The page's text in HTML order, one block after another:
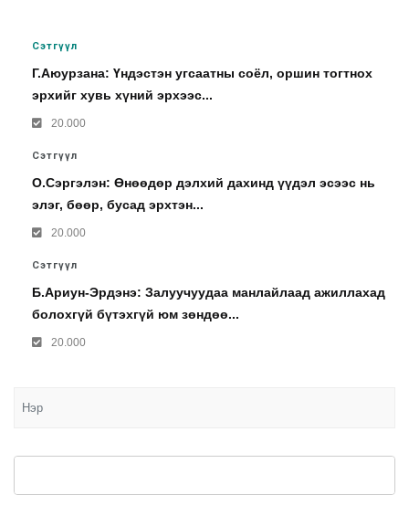
Сэтгүүл
Г.Аюурзана: Үндэстэн угсаатны соёл, оршин тогтнох
эрхийг хувь хүний эрхээс...
20.000
Сэтгүүл
О.Сэргэлэн: Өнөөдөр дэлхий дахинд үүдэл эсээс нь
элэг, бөөр, бусад эрхтэн...
20.000
Сэтгүүл
Б.Ариун-Эрдэнэ: Залуучуудаа манлайлаад ажиллахад
болохгүй бүтэхгүй юм зөндөө...
20.000